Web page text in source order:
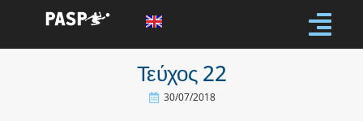
Τεύχος 22
30/07/2018